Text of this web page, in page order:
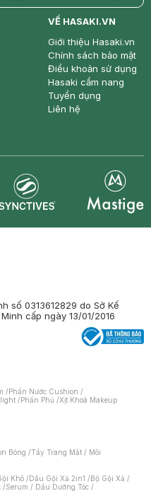
price
VỀ HASAKI.VN
Giới thiệu Hasaki.vn
Chính sách bảo mật
Điều khoản sử dụng
Hasaki cẩm nang
Tuyển dụng
Liên hệ
số 0313612829 do Sở Kế
cấp ngày 13/01/2016
/Phấn Nước Cushion /
/Phấn Phủ /Xịt Khoá Makeup
Bóng /Tẩy Trang Mắt / Môi
Khô /Dầu Gội Xả 2in1 /Bộ Gội Xả /
/Serum / Dầu Dưỡng Tóc /